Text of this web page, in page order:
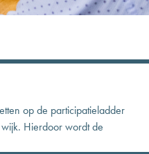
op de participatieladder
Hierdoor wordt de